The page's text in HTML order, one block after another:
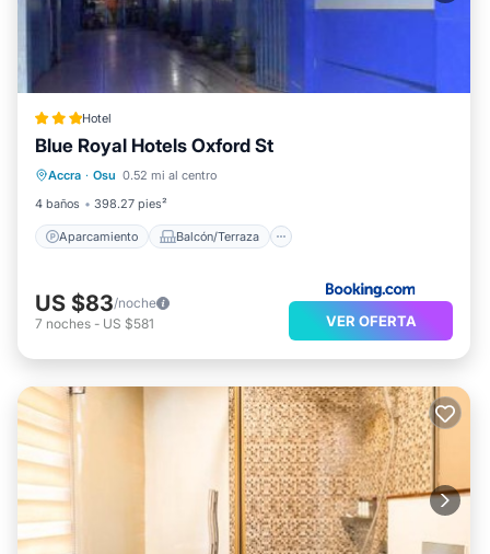
Hotel
Blue Royal Hotels Oxford St
Accra · Osu 0.52 mi al centro
4 baños
398.27 pies²
Aparcamiento Balcón/Terraza
Aparcamiento
Balcón/Terraza
Aire acondicionado
US $83/noche
7 noches - US $581 VER OFERTA